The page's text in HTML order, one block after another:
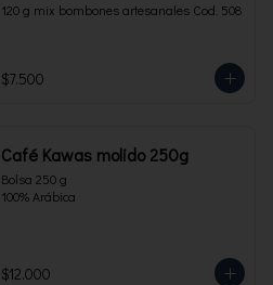
120 g mix bombones artesanales Cod. 508
$7.500
Café Kawas molido 250g
Bolsa 250 g
100% Arábica
$12.000